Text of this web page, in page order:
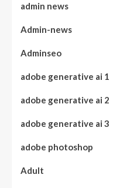
admin news
Admin-news
Adminseo
adobe generative ai 1
adobe generative ai 2
adobe generative ai 3
adobe photoshop
Adult